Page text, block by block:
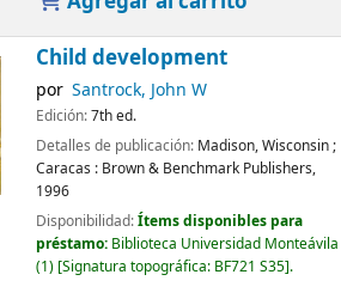
Child development
por Santrock, John W
Edición:7th ed.
Detalles de publicación: Madison, Wisconsin ;
Caracas : Brown & Benchmark Publishers,
1996
Disponibilidad:Ítems disponibles para
préstamo: Biblioteca Universidad Monteávila
(1) Signatura topográfica: BF721 S35 .